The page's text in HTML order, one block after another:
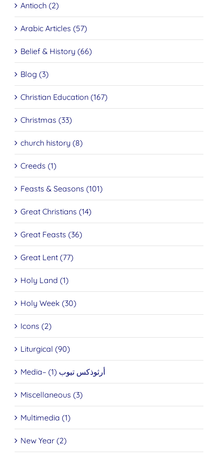
Antioch (2)
Arabic Articles (57)
Belief & History (66)
Blog (3)
Christian Education (167)
Christmas (33)
church history (8)
Creeds (1)
Feasts & Seasons (101)
Great Christians (14)
Great Feasts (36)
Great Lent (77)
Holy Land (1)
Holy Week (30)
Icons (2)
Liturgical (90)
Media– أرثوذكس تيوب (1)
Miscellaneous (3)
Multimedia (1)
New Year (2)